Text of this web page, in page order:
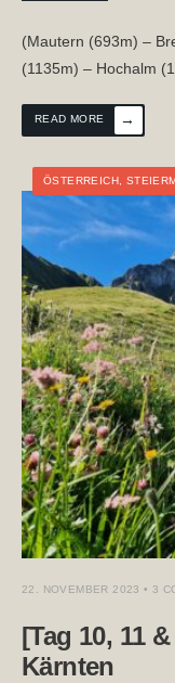
(Mautern (693m) –
(1135m) – Hochalm
READ MORE →
ÖSTERREICH,
22. NOVEMBER 2023 • 3
[Tag 10, 11
Kärnten